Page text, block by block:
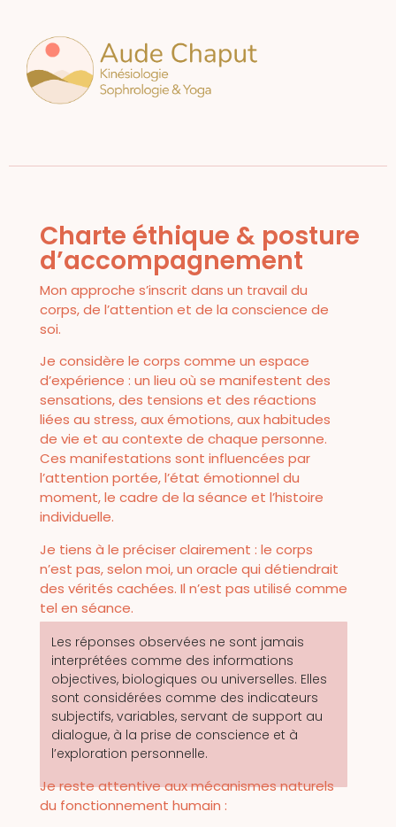
Charte éthique & posture
d’accompagnement
Mon approche s’inscrit dans un travail du
corps, de l’attention et de la conscience de
soi.
Je considère le corps comme un espace
d’expérience : un lieu où se manifestent des
sensations, des tensions et des réactions
liées au stress, aux émotions, aux habitudes
de vie et au contexte de chaque personne.
Ces manifestations sont influencées par
l’attention portée, l’état émotionnel du
moment, le cadre de la séance et l’histoire
individuelle.
Je tiens à le préciser clairement : le corps
n’est pas, selon moi, un oracle qui détiendrait
des vérités cachées. Il n’est pas utilisé comme
tel en séance.
Les réponses observées ne sont jamais
interprétées comme des informations
objectives, biologiques ou universelles. Elles
sont considérées comme des indicateurs
subjectifs, variables, servant de support au
dialogue, à la prise de conscience et à
l’exploration personnelle.
Je reste attentive aux mécanismes naturels
du fonctionnement humain :